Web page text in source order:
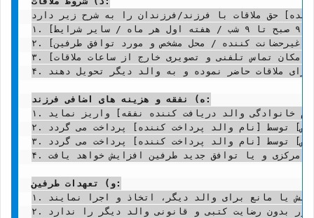
حق ملاقات با فرزند/فرزندان را به شرح زیر دارد:
۱.
[به عنوان مثال: هر هفته در روزهای پنج شنبه و جمعه از ساعت ۹ صبح تا ۹ شب / هفته اول هر ماه / سایر شرایط]
۲.
کننده / محل مشخص و مورد توافق طرفین]
۳.
تماس تلفنی و تصویری خارج از ساعات ملاقات]
۴. ملاقات حاضر نموده و به والد دیگر تحویل دهند.
ه) نفقه و هزینه های اضافی فرزند:
۱. والد دریافت کننده نفقه] واریز نماید.
۲. توسط [نام والد پرداخت کننده] پرداخت می گردد.
۳. توسط [نام والد پرداخت کننده] پرداخت می گردد.
۴. مرکزی و یا توافق جدید طرفین افزایش خواهد یافت.
و) تعهدات طرفین:
۱. هر دو والد متعهد می گردند کلیه تصمیمات مرتبط با حضانت و مصلحت فرزند/فرزندان را با رعایت حسن نیت و بدون ایجاد تنش یا مانع برای والد دیگر، اتخاذ و اجرا نمایند.
۲. هیچ یک از والدین حق خارج کردن فرزند/فرزندان از کشور بدون رضایت کتبی و قانونی والد دیگر را ندارد.